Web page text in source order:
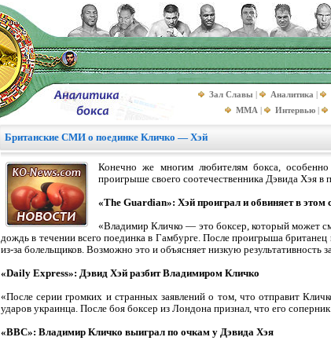
Зал Славы | Аналитика |
MMA | Интервью |
Британские СМИ о поединке Кличко — Хэй
Конечно же многим любителям бокса,
проигрыше своего соотечественника Дэвида Хэя
«The Guardian»: Хэй проиграл и обвиняет в этом
«Владимир Кличко — это боксер, который может
дождь в течении всего поединка в Гамбурге. После проигрыша
из-за болельщиков. Возможно это и объясняет низкую результативность
«Daily Express»: Дэвид Хэй разбит Владимиром Кличко
«После серии громких и странных заявлений о том, что отправит
ударов украинца. После боя боксер из Лондона признал, что его
«BBC»: Владимир Кличко выиграл по очкам у Дэвида Хэя